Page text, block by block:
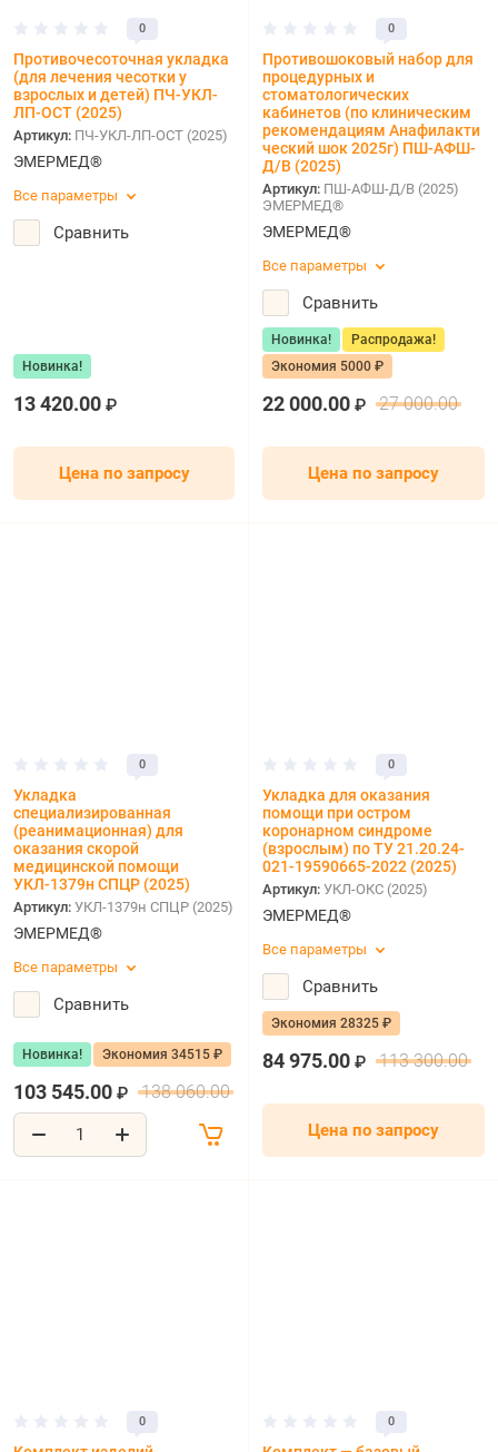
0
Противочесоточная укладка
(для лечения чесотки у
взрослых и детей) ПЧ-УКЛ-
ЛП-ОСТ (2025)
Артикул: ПЧ-УКЛ-ЛП-ОСТ (2025)
ЭМЕРМЕД®
Все параметры
Сравнить
Новинка!
13 420.00 ₽
Цена по запросу
0
Противошоковый набор для
процедурных и
стоматологических
кабинетов (по клиническим
рекомендациям Анафилакти
ческий шок 2025г) ПШ-АФШ-
Д/В (2025)
Артикул: ПШ-АФШ-Д/В (2025)
ЭМЕРМЕД®
ЭМЕРМЕД®
Все параметры
Сравнить
Новинка!
Распродажа!
Экономия 5000 ₽
22 000.00 ₽ 27 000.00
Цена по запросу
0
Укладка
специализированная
(реанимационная) для
оказания скорой
медицинской помощи
УКЛ-1379н СПЦР (2025)
Артикул: УКЛ-1379н СПЦР (2025)
ЭМЕРМЕД®
Все параметры
Сравнить
Новинка! Экономия 34515 ₽
103 545.00 ₽ 138 060.00
0
Укладка для оказания
помощи при остром
коронарном синдроме
(взрослым) по ТУ 21.20.24-
021-19590665-2022 (2025)
Артикул: УКЛ-ОКС (2025)
ЭМЕРМЕД®
Все параметры
Сравнить
Экономия 28325 ₽
84 975.00 ₽ 113 300.00
Цена по запросу
0 0